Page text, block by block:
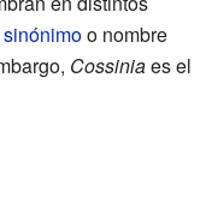
sinónimoo nombre
Cossiniaes el